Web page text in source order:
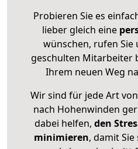
Probieren Sie es
lieber gleich eine
wünschen, rufen Sie
geschulten Mitarbeiter
Ihrem neuen Weg
Wir sind für jede Art
nach Hohenwinden
dabei helfen, den
minimieren, damit